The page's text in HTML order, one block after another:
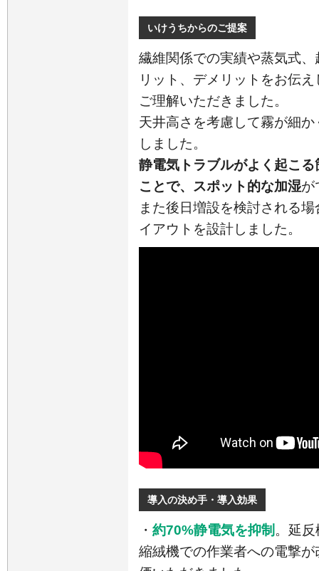
いけうちからのご提案
繊維関係での実績や蒸気式
リット、デメリットをお伝
ご理解いただきました。
天井高さを考慮して霧が細
しました。
静電気トラブルがよく起こ
ことで、スポット的な加湿が
また後日増設を検討される
イアウトを設計しました。
導入の決め手・導入効果
・ 約70%静電気を抑制 。延
縮絨機での作業者への電撃